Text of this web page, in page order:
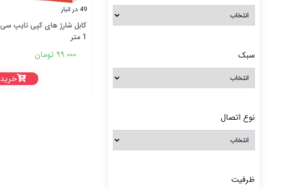
سبک
نوع اتصال
ظرفیت
49 در انبار
1 متر
۹۹.۰۰۰ تومان
خرید